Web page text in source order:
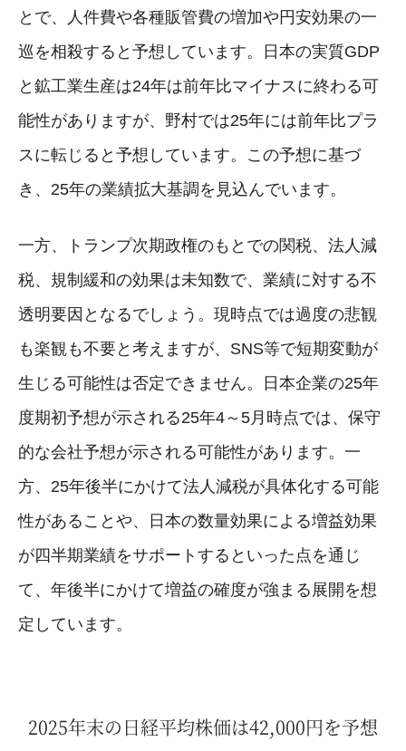
とで、人件費や各種販管費の増加や円安効果の一
巡を相殺すると予想しています。日本の実質GDP
と鉱工業生産は24年は前年比マイナスに終わる可
能性がありますが、野村では25年には前年比プラ
スに転じると予想しています。この予想に基づ
き、25年の業績拡大基調を見込んでいます。
一方、トランプ次期政権のもとでの関税、法人減
税、規制緩和の効果は未知数で、業績に対する不
透明要因となるでしょう。現時点では過度の悲観
も楽観も不要と考えますが、SNS等で短期変動が
生じる可能性は否定できません。日本企業の25年
度期初予想が示される25年4～5月時点では、保守
的な会社予想が示される可能性があります。一
方、25年後半にかけて法人減税が具体化する可能
性があることや、日本の数量効果による増益効果
が四半期業績をサポートするといった点を通じ
て、年後半にかけて増益の確度が強まる展開を想
定しています。
2025年末の日経平均株価は42,000円を予想